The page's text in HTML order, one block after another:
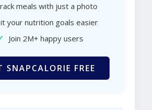
meals with just a photo
your nutrition goals easier
Join 2M+ happy users
SNAPCALORIE FREE